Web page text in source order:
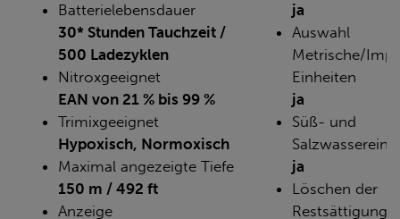
Batterielebensdauer
30* Stunden Tauchzeit /
500 Ladezyklen
Nitroxgeeignet
EAN von 21 % bis 99 %
Trimixgeeignet
Hypoxisch, Normoxisch
Maximal angezeigte Tiefe
150 m / 492 ft
Anzeige
ja
Auswahl
Metrische/
Einheiten
ja
Süß- und
ja
Löschen der
Restsättigung